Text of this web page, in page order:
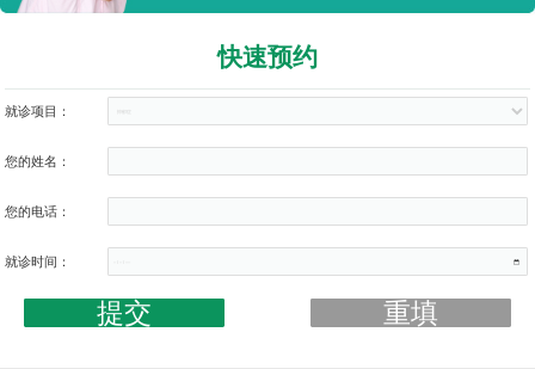
快速预约
就诊项目：
您的姓名：
您的电话：
就诊时间：